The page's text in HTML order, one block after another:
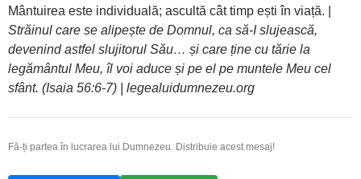
Mântuirea este individuală; ascultă cât timp ești în viață. |
Străinul care se alipește de Domnul, ca să-I slujească,
devenind astfel slujitorul Său… și care ține cu tărie la
legământul Meu, îl voi aduce și pe el pe muntele Meu cel
sfânt. (Isaia 56:6-7) | legealuidumnezeu.org
Fă-ți partea în lucrarea lui Dumnezeu. Distribuie acest mesaj!